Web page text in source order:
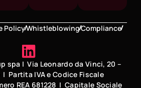
PolicyWhistleblowingCompliance
spa | Via Leonardo da Vinci, 20 –
| Partita IVA e Codice Fiscale
REA 681228 | Capitale Sociale